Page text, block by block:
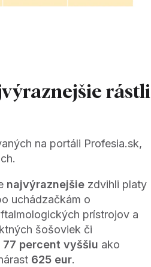
rástli
na portáli Profesia.sk,
najvýraznejšie zdvihli platy
uchádzačkám o
prístrojov a
šošoviek či
77 percent vyššiu ako
625 eur.